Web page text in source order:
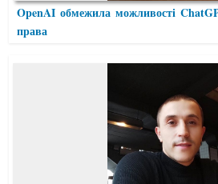
OpenAI обмежила можливості
права